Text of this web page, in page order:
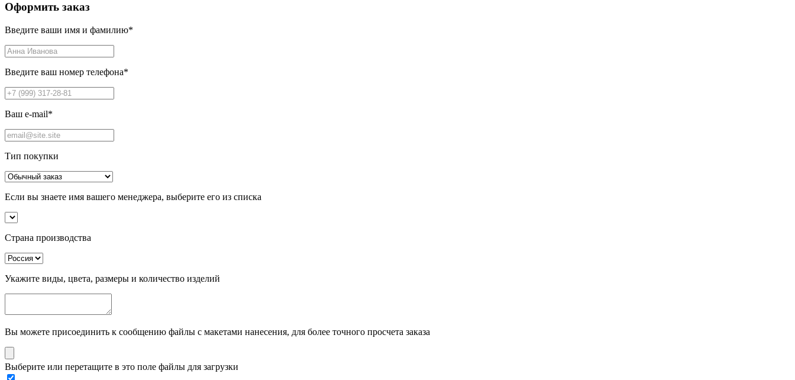
Оформить заказ
Введите ваши имя и фамилию*
Введите ваш номер телефона*
Ваш e-mail*
Тип покупки
Если вы знаете имя вашего менеджера, выберите его из списка
Страна производства
Укажите виды, цвета, размеры и количество изделий
Вы можете присоединить к сообщению файлы с макетами нанесения, для более точного просчета заказа
Выберите или перетащите в это поле файлы для загрузки